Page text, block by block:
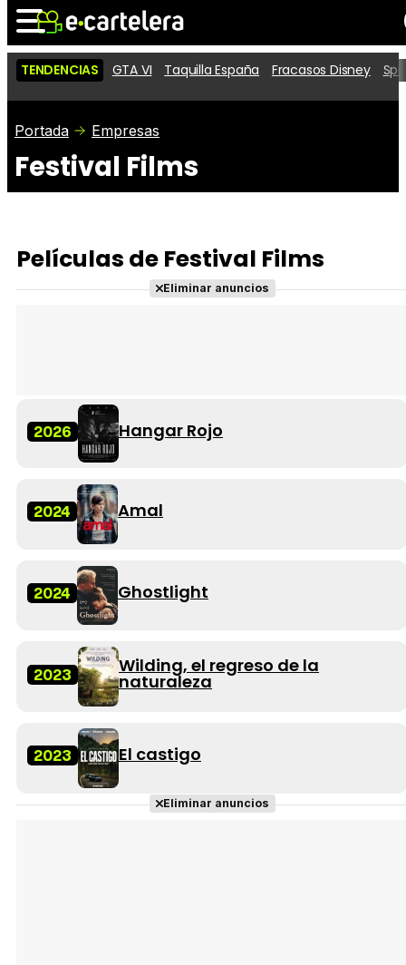
Noticias
Series
Vídeos
Críticas
Entradas
TENDENCIAS GTA VI Taquilla España Fracasos Disney
Portada Empresas
Festival Films
Películas de Festival Films
Eliminar anuncios
2026 Hangar Rojo
2024 Amal
2024 Ghostlight
2023 Wilding, el regreso de la
naturaleza
2023 El castigo
Eliminar anuncios